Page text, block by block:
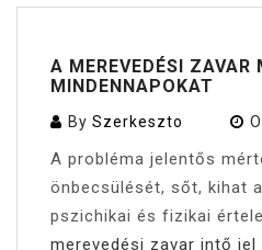
A MEREVEDÉSI ZAVAR
MINDENNAPOKAT
By Szerkeszto
A probléma jelentős
önbecsülését, sőt, kihat
pszichikai és fizikai
merevedési zavar intő jel